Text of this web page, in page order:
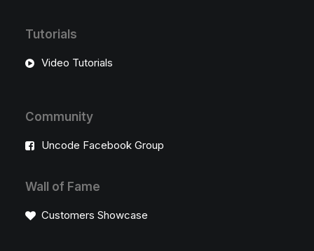
Tutorials
Video Tutorials
Community
Uncode Facebook Group
Wall of Fame
Customers Showcase